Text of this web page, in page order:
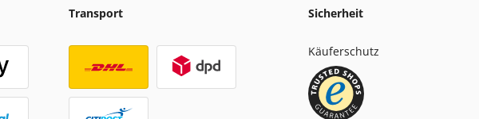
Transport Sicherheit
Käuferschutz